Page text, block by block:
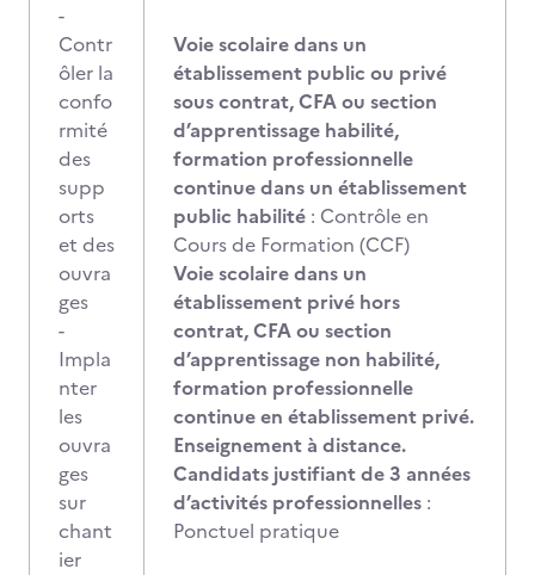
-
Contr
ôler la
confo
rmité
des
supp
orts
et des
ouvra
ges
-
Impla
nter
les
ouvra
ges
sur
chant
ier
Voie scolaire dans un
établissement public ou privé
sous contrat, CFA ou section
d’apprentissage habilité,
formation professionnelle
continue dans un établissement
public habilité : Contrôle en
Cours de Formation (CCF)
Voie scolaire dans un
établissement privé hors
contrat, CFA ou section
d’apprentissage non habilité,
formation professionnelle
continue en établissement privé.
Enseignement à distance.
Candidats justifiant de 3 années
d’activités professionnelles :
Ponctuel pratique